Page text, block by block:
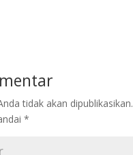
tidak akan dipublikasikan.
*